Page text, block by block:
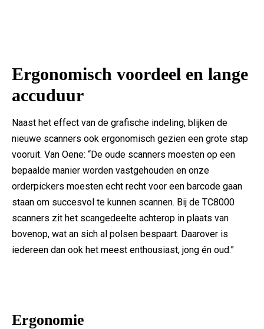
Ergonomisch voordeel en lange
accuduur
Naast het effect van de grafische indeling, blijken de
nieuwe scanners ook ergonomisch gezien een grote stap
vooruit. Van Oene: “De oude scanners moesten op een
bepaalde manier worden vastgehouden en onze
orderpickers moesten echt recht voor een barcode gaan
staan om succesvol te kunnen scannen. Bij de TC8000
scanners zit het scangedeelte achterop in plaats van
bovenop, wat an sich al polsen bespaart. Daarover is
iedereen dan ook het meest enthousiast, jong én oud.”
Ergonomie